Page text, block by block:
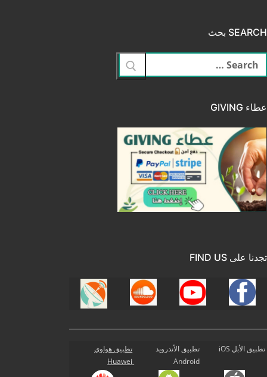
SEARCH بحث
البحث
عن:
عطاء GIVING
تجدنا على FIND US
تطبيق الأبل iOS
تطبيق الأندرويد
Android
تطبيق هواوي